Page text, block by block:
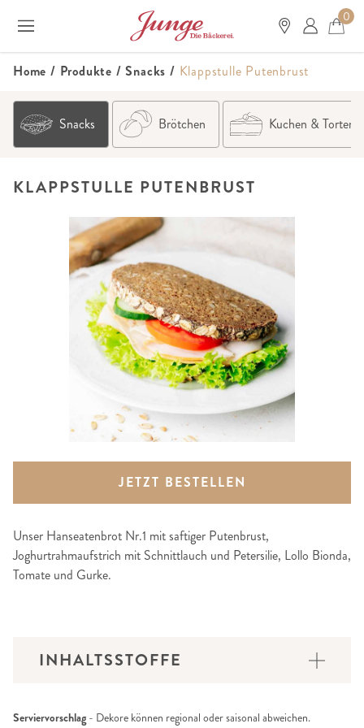
0
Home / Produkte /Snacks / Klappstulle Putenbrust
Snacks Brötchen Kuchen & Torten
KLAPPSTULLE PUTENBRUST
JETZT BESTELLEN
Unser Hanseatenbrot Nr.1 mit saftiger Putenbrust,
Joghurtrahmaufstrich mit Schnittlauch und Petersilie, Lollo Bionda,
Tomate und Gurke.
INHALTSSTOFFE
Serviervorschlag - Dekore können regional oder saisonal abweichen.